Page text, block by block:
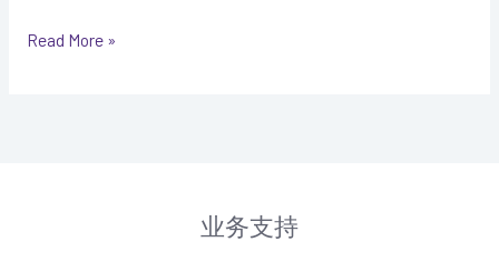
跑
Read More »
业务支持